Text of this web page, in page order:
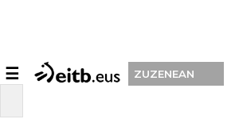
☰ ZUZENEAN